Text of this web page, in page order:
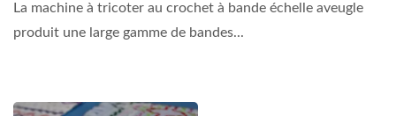
La machine à tricoter au crochet à bande échelle aveugle
produit une large gamme de bandes...